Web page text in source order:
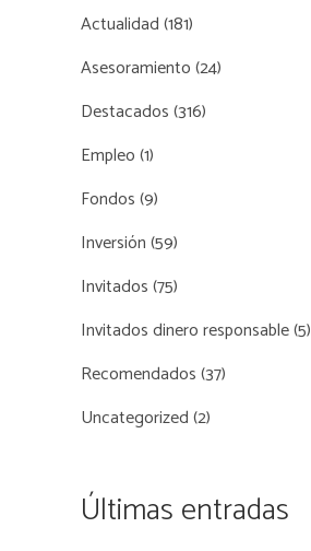
Actualidad(181)
Asesoramiento(24)
Destacados(316)
Empleo(1)
Fondos(9)
Inversión(59)
Invitados(75)
Invitados dinero responsable(5)
Recomendados(37)
Uncategorized(2)
Últimas entradas